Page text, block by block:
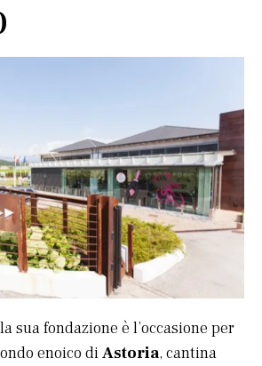
sua fondazione è l’occasione per
enoico diAstoria, cantina